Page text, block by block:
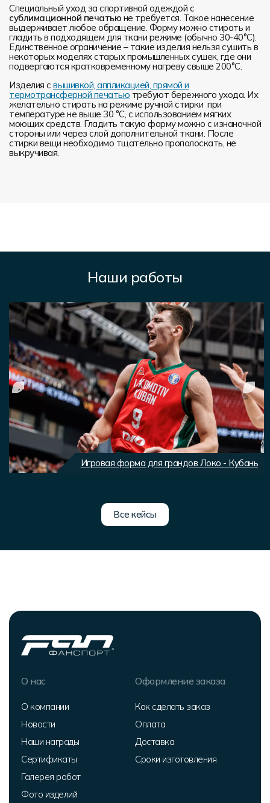
Специальный уход за спортивной одеждой с
сублимационной печатью не требуется. Такое нанесение
выдерживает любое обращение. Форму можно стирать и
гладить в подходящем для ткани режиме (обычно 30-40°С).
Единственное ограничение – такие изделия нельзя сушить в
некоторых моделях старых промышленных сушек, где они
подвергаются кратковременному нагреву свыше 200°С.
Изделия с вышивкой, аппликацией, прямой и
термотрансферной печатью требуют бережного ухода. Их
желательно стирать на режиме ручной стирки при
температуре не выше 30 °C, с использованием мягких
моющих средств. Гладить такую форму можно с изнаночной
стороны или через слой дополнительной ткани. После
стирки вещи необходимо тщательно прополоскать, не
выкручивая.
Наши работы
Игровая форма для грандов Локо - Кубань
Все кейсы
О нас
О компании
Новости
Наши награды
Сертификаты
Галерея работ
Фото изделий
Оформление заказа
Как сделать заказ
Оплата
Доставка
Сроки изготовления